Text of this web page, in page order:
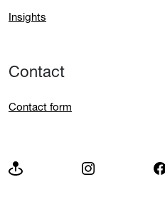
Insights
Contact
Contact form